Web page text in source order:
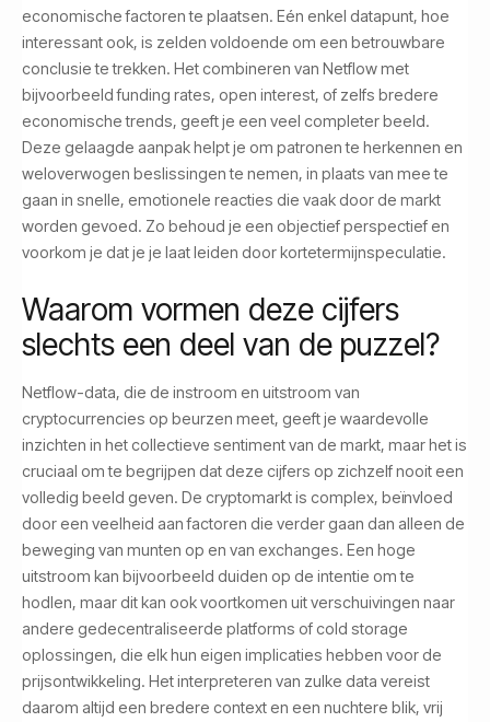
economische factoren te plaatsen. Eén enkel datapunt, hoe
interessant ook, is zelden voldoende om een betrouwbare
conclusie te trekken. Het combineren van Netflow met
bijvoorbeeld funding rates, open interest, of zelfs bredere
economische trends, geeft je een veel completer beeld.
Deze gelaagde aanpak helpt je om patronen te herkennen en
weloverwogen beslissingen te nemen, in plaats van mee te
gaan in snelle, emotionele reacties die vaak door de markt
worden gevoed. Zo behoud je een objectief perspectief en
voorkom je dat je je laat leiden door kortetermijnspeculatie.
Waarom vormen deze cijfers
slechts een deel van de puzzel?
Netflow-data, die de instroom en uitstroom van
cryptocurrencies op beurzen meet, geeft je waardevolle
inzichten in het collectieve sentiment van de markt, maar het is
cruciaal om te begrijpen dat deze cijfers op zichzelf nooit een
volledig beeld geven. De cryptomarkt is complex, beïnvloed
door een veelheid aan factoren die verder gaan dan alleen de
beweging van munten op en van exchanges. Een hoge
uitstroom kan bijvoorbeeld duiden op de intentie om te
hodlen, maar dit kan ook voortkomen uit verschuivingen naar
andere gedecentraliseerde platforms of cold storage
oplossingen, die elk hun eigen implicaties hebben voor de
prijsontwikkeling. Het interpreteren van zulke data vereist
daarom altijd een bredere context en een nuchtere blik, vrij